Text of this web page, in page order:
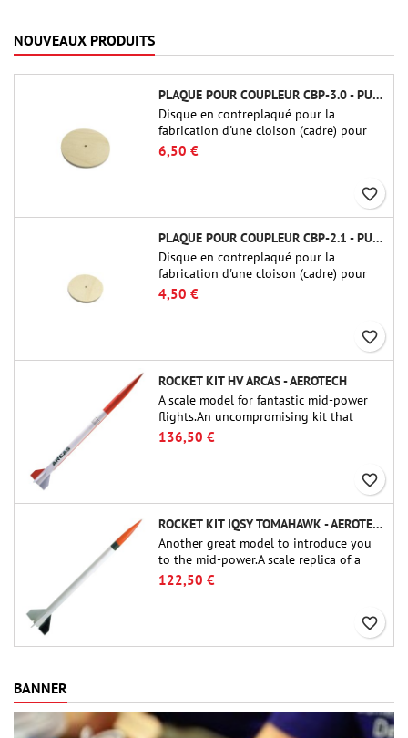
NOUVEAUX PRODUITS
PLAQUE POUR COUPLEUR CBP-3.0 - PUBLIC MISSILES LTD.
Disque en contreplaqué pour la
fabrication d'une cloison (cadre) pour
raccords tubulaires de 75 mm de Public
Missiles Ltd. (PT-3.0/QT-3.0)
6,50 €
favorite_border
PLAQUE POUR COUPLEUR CBP-2.1 - PUBLIC MISSILES LTD.
Disque en contreplaqué pour la
fabrication d'une cloison (cadre) pour
raccords tubulaires de 54 mm de Public
Missiles Ltd. (PT-2.1 ou QT-2.1)
4,50 €
favorite_border
ROCKET KIT HV ARCAS - AEROTECH
A scale model for fantastic mid-power
flights.An uncompromising kit that
allows you to build a replica of one of
the most famous sounding-rocket ever.
136,50 €
favorite_border
ROCKET KIT IQSY TOMAHAWK - AEROTECH
Another great model to introduce you
to the mid-power.A scale replica of a
famous sounding rocket, small in size
and peefect to move to higher-level kits.
122,50 €
favorite_border
BANNER